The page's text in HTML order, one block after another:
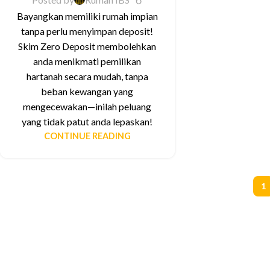
Bayangkan memiliki rumah impian
tanpa perlu menyimpan deposit!
Skim Zero Deposit membolehkan
anda menikmati pemilikan
hartanah secara mudah, tanpa
beban kewangan yang
mengecewakan—inilah peluang
yang tidak patut anda lepaskan!
CONTINUE READING
1